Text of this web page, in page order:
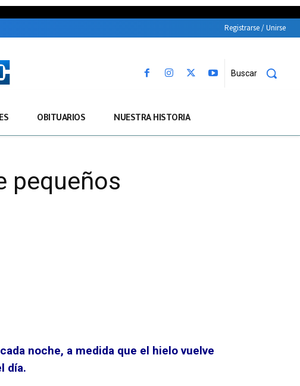
Registrarse / Unirse
Buscar
OBITUARIOS NUESTRA HISTORIA
pequeños
noche, a medida que el hielo vuelve
día.